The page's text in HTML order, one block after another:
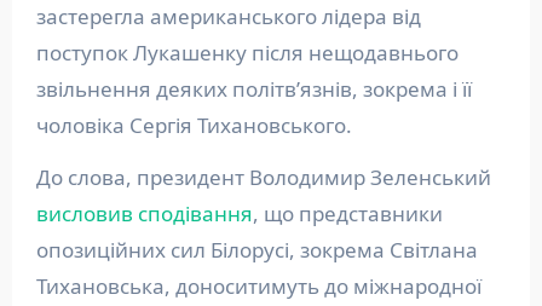
застерегла американського лідера від
поступок Лукашенку після нещодавнього
звільнення деяких політв’язнів, зокрема і її
чоловіка Сергія Тихановського.
До слова, президент Володимир Зеленський
висловив сподівання, що представники
опозиційних сил Білорусі, зокрема Світлана
Тихановська, доноситимуть до міжнародної